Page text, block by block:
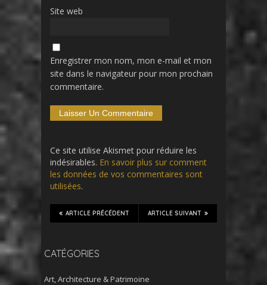
Site web
Enregistrer mon nom, mon e-mail et mon
site dans le navigateur pour mon prochain
commentaire.
Ce site utilise Akismet pour réduire les
indésirables. En savoir plus sur comment
les données de vos commentaires sont
utilisées.
ARTICLE SUIVANT
ARTICLE PRÉCÉDENT
CATÉGORIES
Art, Architecture & Patrimoine